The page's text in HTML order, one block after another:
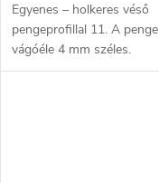
Egyenes – holkeres véső
pengeprofillal 11. A penge
vágóéle 4 mm széles.